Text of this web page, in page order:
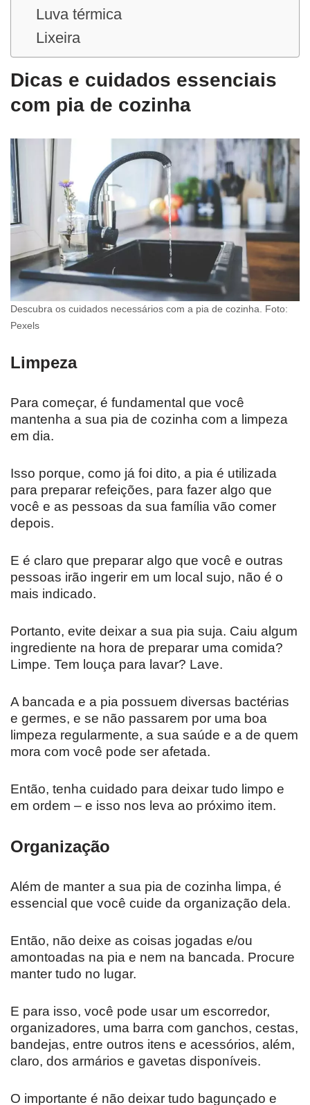
Luva térmica
Lixeira
Dicas e cuidados essenciais
com pia de cozinha
Descubra os cuidados necessários com a pia de cozinha. Foto:
Pexels
Limpeza
Para começar, é fundamental que você
mantenha a sua pia de cozinha com a limpeza
em dia.
Isso porque, como já foi dito, a pia é utilizada
para preparar refeições, para fazer algo que
você e as pessoas da sua família vão comer
depois.
E é claro que preparar algo que você e outras
pessoas irão ingerir em um local sujo, não é o
mais indicado.
Portanto, evite deixar a sua pia suja. Caiu algum
ingrediente na hora de preparar uma comida?
Limpe. Tem louça para lavar? Lave.
A bancada e a pia possuem diversas bactérias
e germes, e se não passarem por uma boa
limpeza regularmente, a sua saúde e a de quem
mora com você pode ser afetada.
Então, tenha cuidado para deixar tudo limpo e
em ordem – e isso nos leva ao próximo item.
Organização
Além de manter a sua pia de cozinha limpa, é
essencial que você cuide da organização dela.
Então, não deixe as coisas jogadas e/ou
amontoadas na pia e nem na bancada. Procure
manter tudo no lugar.
E para isso, você pode usar um escorredor,
organizadores, uma barra com ganchos, cestas,
bandejas, entre outros itens e acessórios, além,
claro, dos armários e gavetas disponíveis.
O importante é não deixar tudo bagunçado e